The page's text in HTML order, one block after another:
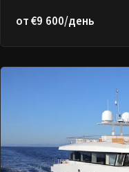
от €9 600/день